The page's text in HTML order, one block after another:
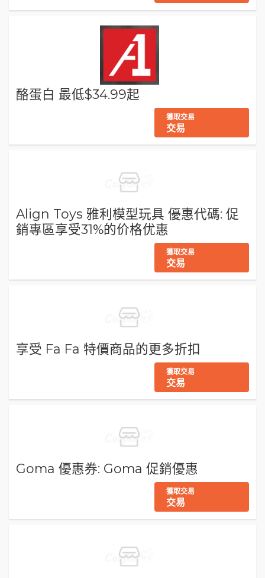
酪蛋白 最低$34.99起
獲取交易
交易
Align Toys 雅利模型玩具 優惠代碼: 促
銷專區享受31%的价格优惠
獲取交易
交易
享受 Fa Fa 特價商品的更多折扣
獲取交易
交易
Goma 優惠券: Goma 促銷優惠
獲取交易
交易